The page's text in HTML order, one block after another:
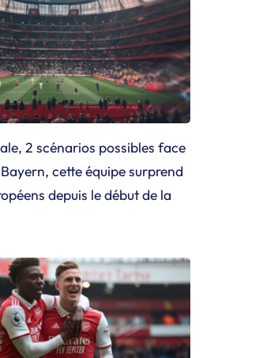
2 scénarios possibles face
cette équipe surprend
depuis le début de la